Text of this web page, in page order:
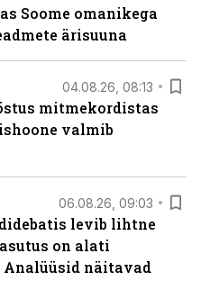
Soome omanikega
ärisuuna
04.08.26, 08:13
mitmekordistas
valmib
06.08.26, 09:03
levib lihtne
on alati
Analüüsid näitavad